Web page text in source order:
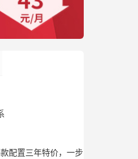
配置三年特价，一步